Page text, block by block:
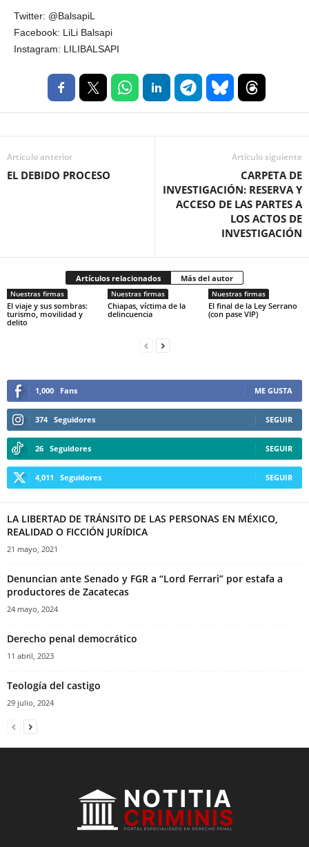
Twitter: @BalsapiL
Facebook: LiLi Balsapi
Instagram: LILIBALSAPI
Artículo anterior
EL DEBIDO PROCESO
Artículo siguiente
CARPETA DE
INVESTIGACIÓN: RESERVA Y
ACCESO DE LAS PARTES A
LOS ACTOS DE
INVESTIGACIÓN
Artículos relacionados Más del autor
Nuestras firmas
El viaje y sus sombras:
turismo, movilidad y
delito
Nuestras firmas
Chiapas, víctima de la
delincuencia
Nuestras firmas
El final de la Ley Serrano
(con pase VIP)
1,000 Fans ME GUSTA
374 Seguidores SEGUIR
26 Seguidores SEGUIR
4,011 Seguidores SEGUIR
LA LIBERTAD DE TRÁNSITO DE LAS PERSONAS EN MÉXICO,
REALIDAD O FICCIÓN JURÍDICA
21 mayo, 2021
Denuncian ante Senado y FGR a “Lord Ferrari” por estafa a
productores de Zacatecas
24 mayo, 2024
Derecho penal democrático
11 abril, 2023
Teología del castigo
29 julio, 2024